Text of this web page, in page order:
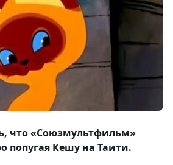
что «Союзмультфильм»
попугая Кешу на Таити.